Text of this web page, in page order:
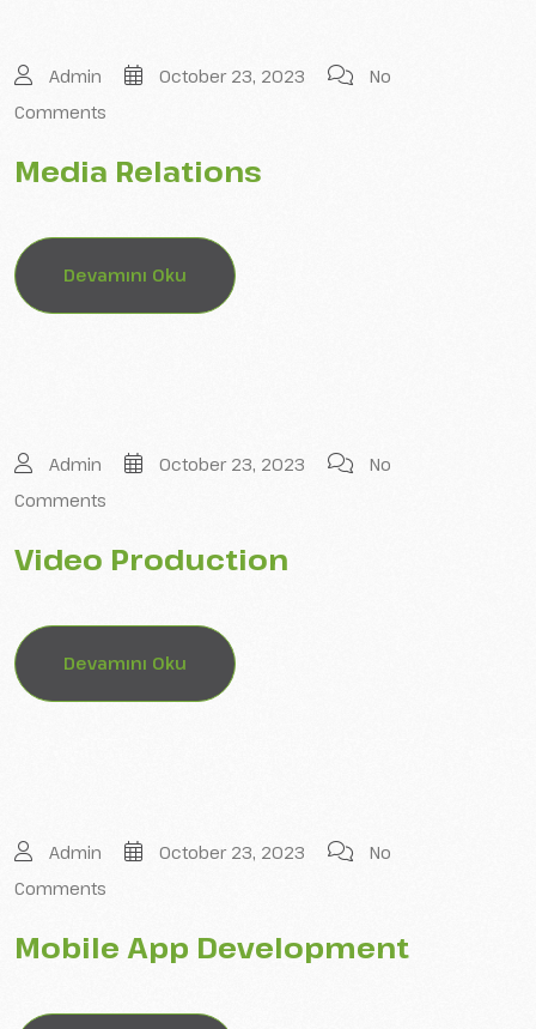
Admin October 23, 2023
No
Comments
Media Relations
Devamını Oku
Admin October 23, 2023
No
Comments
Video Production
Devamını Oku
Admin October 23, 2023
No
Comments
Mobile App Development